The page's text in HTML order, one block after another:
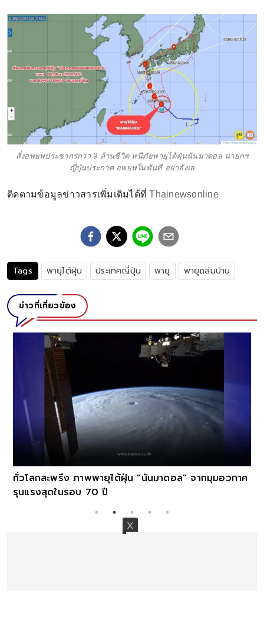
สั่งอพยพประชากรกว่า 9 ล้านชีวิต หนีภัยพายุไต้ฝุ่นนันมาดอล นายกฯ
ญี่ปุ่นประกาศ อพยพในทันที อย่าลังเล
ติดตามข้อมูลข่าวสารเพิ่มเติมได้ที่Thainewsonline
Tags พายุไต้ฝุ่น ประเทศญี่ปุ่น พายุ พายุถล่มบ้าน
ข่าวที่เกี่ยวข้อง
ทั่วโลกสะพรึง ภาพพายุไต้ฝุ่น "นันมาดอล" จากมุมอวกาศ
รุนแรงสุดในรอบ 70 ปี